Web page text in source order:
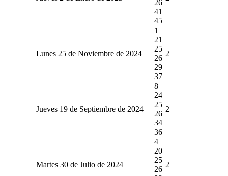
26
41
45
Lunes 25 de Noviembre de 2024
1
21
25
26
29
37
2
Jueves 19 de Septiembre de 2024
8
24
25
26
34
36
2
Martes 30 de Julio de 2024
4
20
25
26
2